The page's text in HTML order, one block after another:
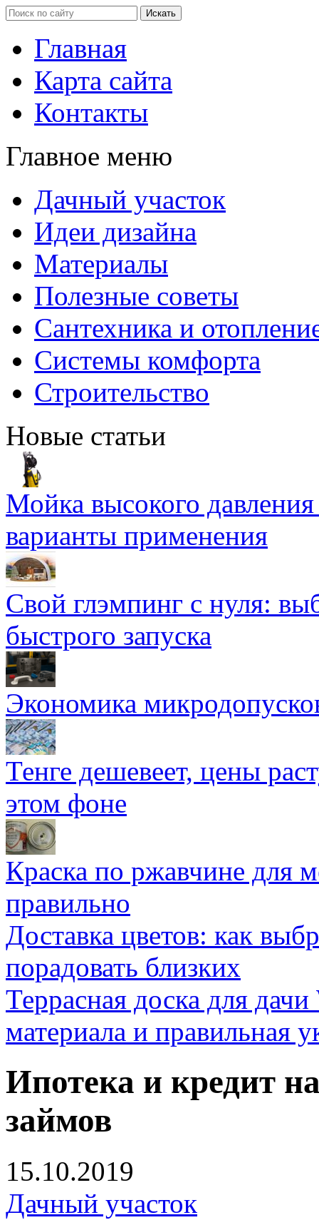
Главная
Карта сайта
Контакты
Главное меню
Дачный участок
Идеи дизайна
Материалы
Полезные советы
Сантехника и
Системы комфорта
Строительство
Новые статьи
Мойка высокого
варианты применения
Свой глэмпинг с нуля:
быстрого запуска
Экономика
Тенге дешевеет, цены
этом фоне
Краска по ржавчине для
правильно
Доставка цветов: как
порадовать близких
Террасная доска для
материала и правильная
Ипотека и кредит
займов
15.10.2019
Дачный участок